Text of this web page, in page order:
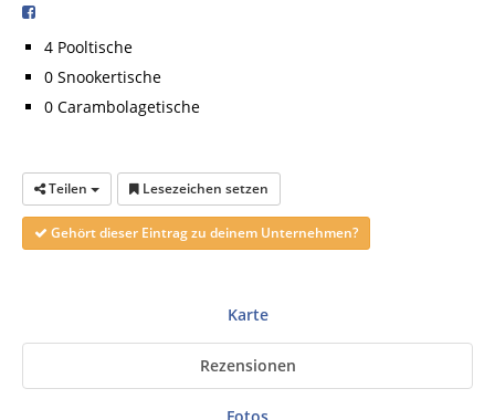
4 Pooltische
0 Snookertische
0 Carambolagetische
Teilen Lesezeichen setzen
Gehört dieser Eintrag zu deinem Unternehmen?
Karte
Rezensionen